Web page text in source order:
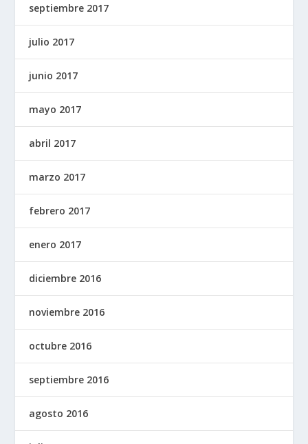
septiembre 2017
julio 2017
junio 2017
mayo 2017
abril 2017
marzo 2017
febrero 2017
enero 2017
diciembre 2016
noviembre 2016
octubre 2016
septiembre 2016
agosto 2016